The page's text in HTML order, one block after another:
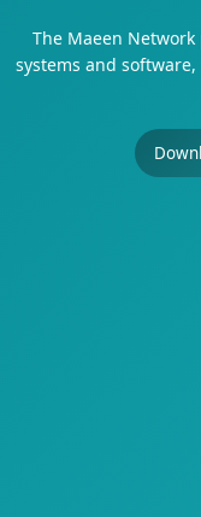
The Maeen
systems and